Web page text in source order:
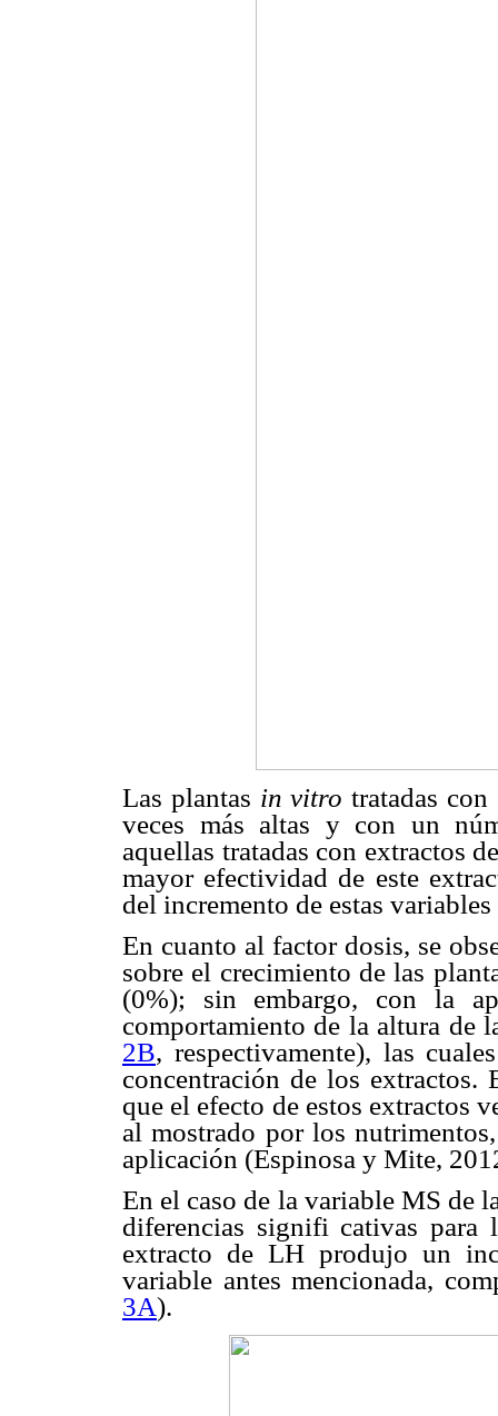
Las plantas in vitrotratadas
veces más altas y con un
aquellas tratadas con extractos
mayor efectividad de este
del incremento de estas
En cuanto al factor dosis, se
sobre el crecimiento de las
(0%); sin embargo, con la
comportamiento de la altura de
2B, respectivamente), las
concentración de los extractos.
que el efecto de estos extractos
al mostrado por los
aplicación (Espinosa y Mite,
En el caso de la variable MS de
diferencias signifi cativas
extracto de LH produjo un
variable antes mencionada,
3A).